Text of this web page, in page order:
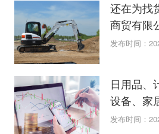
还在为找
商贸有限
品、家居
发布时间：
日用品、
设备、家
何一站式
发布时间：